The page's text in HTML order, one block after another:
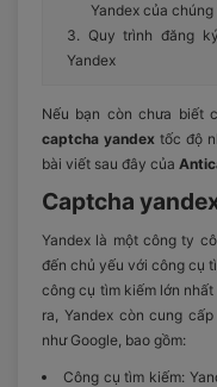
Yandex của chúng
Quy trình đăng
Yandex
Nếu bạn còn chưa biết
captcha yandex tốc độ
bài viết sau đây của
Captcha
Yandex là một công ty
đến chủ yếu với công cụ
công cụ tìm kiếm lớn
ra, Yandex còn cung
như Google, bao gồm:
Công cụ tìm kiếm: